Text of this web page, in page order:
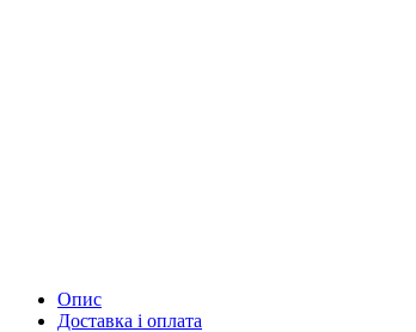
Опис
Доставка і оплата